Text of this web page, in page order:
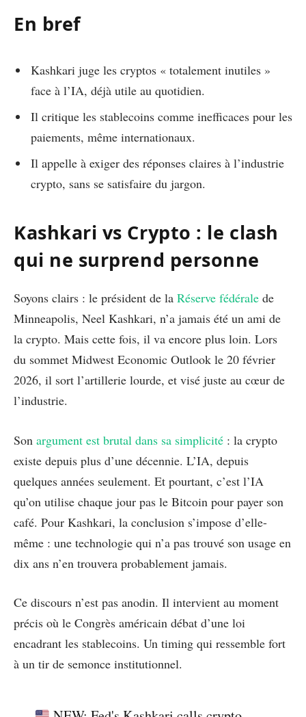
En bref
Kashkari juge les cryptos « totalement inutiles »
face à l’IA, déjà utile au quotidien.
Il critique les stablecoins comme inefficaces pour les
paiements, même internationaux.
Il appelle à exiger des réponses claires à l’industrie
crypto, sans se satisfaire du jargon.
Kashkari vs Crypto : le clash
qui ne surprend personne
Soyons clairs : le président de la Réserve fédérale de
Minneapolis, Neel Kashkari, n’a jamais été un ami de
la crypto. Mais cette fois, il va encore plus loin. Lors
du sommet Midwest Economic Outlook le 20 février
2026, il sort l’artillerie lourde, et visé juste au cœur de
l’industrie.
Son argument est brutal dans sa simplicité : la crypto
existe depuis plus d’une décennie. L’IA, depuis
quelques années seulement. Et pourtant, c’est l’IA
qu’on utilise chaque jour pas le Bitcoin pour payer son
café. Pour Kashkari, la conclusion s’impose d’elle-
même : une technologie qui n’a pas trouvé son usage en
dix ans n’en trouvera probablement jamais.
Ce discours n’est pas anodin. Il intervient au moment
précis où le Congrès américain débat d’une loi
encadrant les stablecoins. Un timing qui ressemble fort
à un tir de semonce institutionnel.